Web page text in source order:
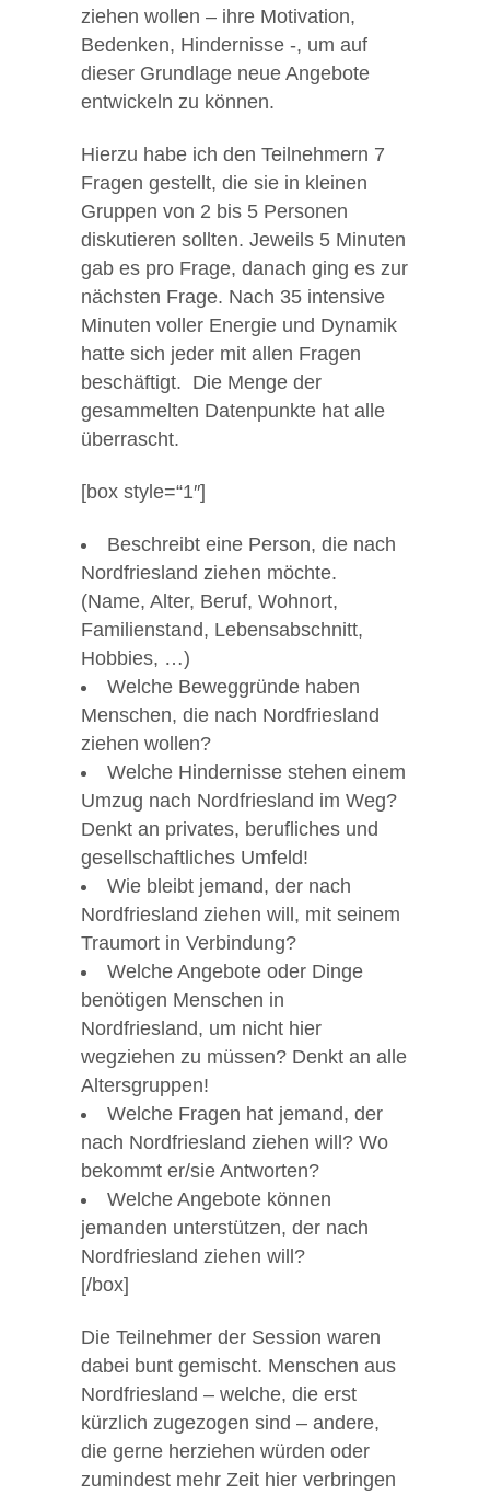
ziehen wollen – ihre Motivation,
Bedenken, Hindernisse -, um auf
dieser Grundlage neue Angebote
entwickeln zu können.
Hierzu habe ich den Teilnehmern 7
Fragen gestellt, die sie in kleinen
Gruppen von 2 bis 5 Personen
diskutieren sollten. Jeweils 5 Minuten
gab es pro Frage, danach ging es zur
nächsten Frage. Nach 35 intensive
Minuten voller Energie und Dynamik
hatte sich jeder mit allen Fragen
beschäftigt. Die Menge der
gesammelten Datenpunkte hat alle
überrascht.
[box style=“1″]
Beschreibt eine Person, die nach
Nordfriesland ziehen möchte.
(Name, Alter, Beruf, Wohnort,
Familienstand, Lebensabschnitt,
Hobbies, …)
Welche Beweggründe haben
Menschen, die nach Nordfriesland
ziehen wollen?
Welche Hindernisse stehen einem
Umzug nach Nordfriesland im Weg?
Denkt an privates, berufliches und
gesellschaftliches Umfeld!
Wie bleibt jemand, der nach
Nordfriesland ziehen will, mit seinem
Traumort in Verbindung?
Welche Angebote oder Dinge
benötigen Menschen in
Nordfriesland, um nicht hier
wegziehen zu müssen? Denkt an alle
Altersgruppen!
Welche Fragen hat jemand, der
nach Nordfriesland ziehen will? Wo
bekommt er/sie Antworten?
Welche Angebote können
jemanden unterstützen, der nach
Nordfriesland ziehen will?
[/box]
Die Teilnehmer der Session waren
dabei bunt gemischt. Menschen aus
Nordfriesland – welche, die erst
kürzlich zugezogen sind – andere,
die gerne herziehen würden oder
zumindest mehr Zeit hier verbringen